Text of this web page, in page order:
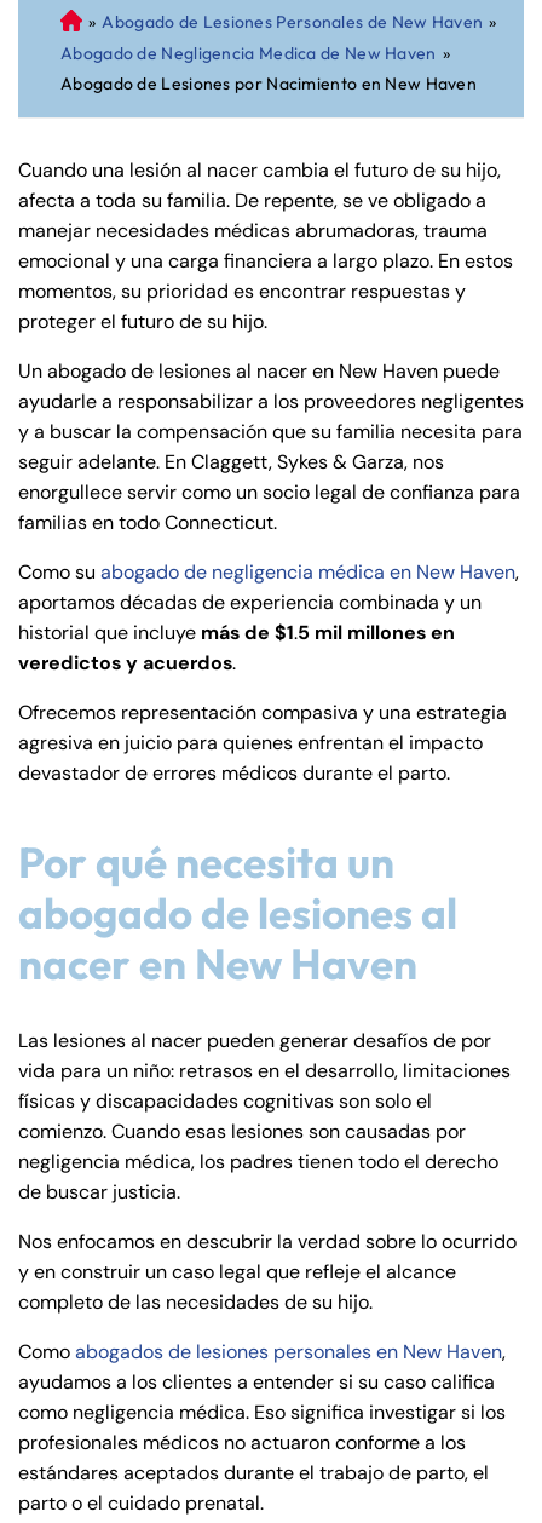
A
bo
ga
do
Pe
rs
on
al
Inj
ur
cti
t
» Abogado de Lesiones Personales de New Haven »
Abogado de Negligencia Medica de New Haven »
Abogado de Lesiones por Nacimiento en New Haven
Cuando una lesión al nacer cambia el futuro de su hijo,
afecta a toda su familia. De repente, se ve obligado a
manejar necesidades médicas abrumadoras, trauma
emocional y una carga financiera a largo plazo. En estos
momentos, su prioridad es encontrar respuestas y
proteger el futuro de su hijo.
Un abogado de lesiones al nacer en New Haven puede
ayudarle a responsabilizar a los proveedores negligentes
y a buscar la compensación que su familia necesita para
seguir adelante. En Claggett, Sykes & Garza, nos
enorgullece servir como un socio legal de confianza para
familias en todo Connecticut.
Como su abogado de negligencia médica en New Haven,
aportamos décadas de experiencia combinada y un
historial que incluye más de $1.5 mil millones en
veredictos y acuerdos.
Ofrecemos representación compasiva y una estrategia
agresiva en juicio para quienes enfrentan el impacto
devastador de errores médicos durante el parto.
Por qué necesita un
abogado de lesiones al
nacer en New Haven
Las lesiones al nacer pueden generar desafíos de por
vida para un niño: retrasos en el desarrollo, limitaciones
físicas y discapacidades cognitivas son solo el
comienzo. Cuando esas lesiones son causadas por
negligencia médica, los padres tienen todo el derecho
de buscar justicia.
Nos enfocamos en descubrir la verdad sobre lo ocurrido
y en construir un caso legal que refleje el alcance
completo de las necesidades de su hijo.
Comoabogados de lesiones personales en New Haven,
ayudamos a los clientes a entender si su caso califica
como negligencia médica. Eso significa investigar si los
profesionales médicos no actuaron conforme a los
estándares aceptados durante el trabajo de parto, el
parto o el cuidado prenatal.